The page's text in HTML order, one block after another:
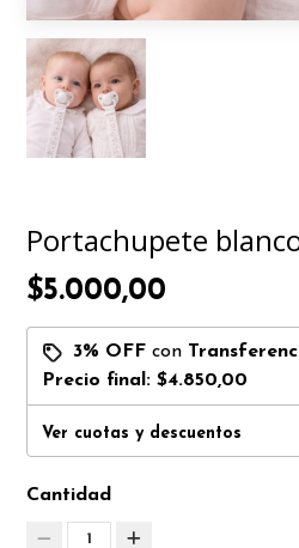
Portachupete
$5.000,00
3% OFF con
Precio final:$4.850,00
Ver cuotas y descuentos
Cantidad
1